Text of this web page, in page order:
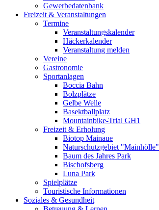
Gewerbedatenbank
Freizeit & Veranstaltungen
Termine
Veranstaltungskalender
Häckerkalender
Veranstaltung melden
Vereine
Gastronomie
Sportanlagen
Boccia Bahn
Bolzplätze
Gelbe Welle
Basektballplatz
Mountainbike-Trial GH1
Freizeit & Erholung
Biotop Mainaue
Naturschutzgebiet "Mainhölle"
Baum des Jahres Park
Bischofsberg
Luna Park
Spielplätze
Touristische Informationen
Soziales & Gesundheit